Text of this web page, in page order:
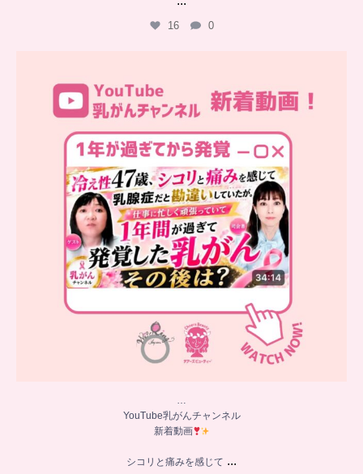
16 0
新着動画
シコリと痛みを感じて
...
10
…
YouTube乳がんチャンネル
新着動画
シコリと痛みを感じて ...